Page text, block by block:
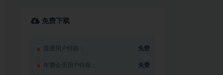
免费下载
普通用户特权： 免费
年费会员用户特权： 免费